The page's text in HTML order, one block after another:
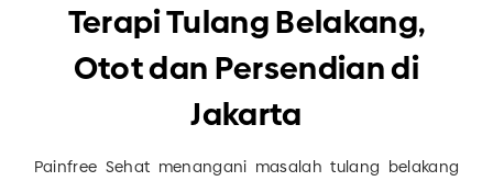
Terapi Tulang Belakang,
Otot dan Persendian di
Jakarta
Painfree Sehat menangani masalah tulang belakang